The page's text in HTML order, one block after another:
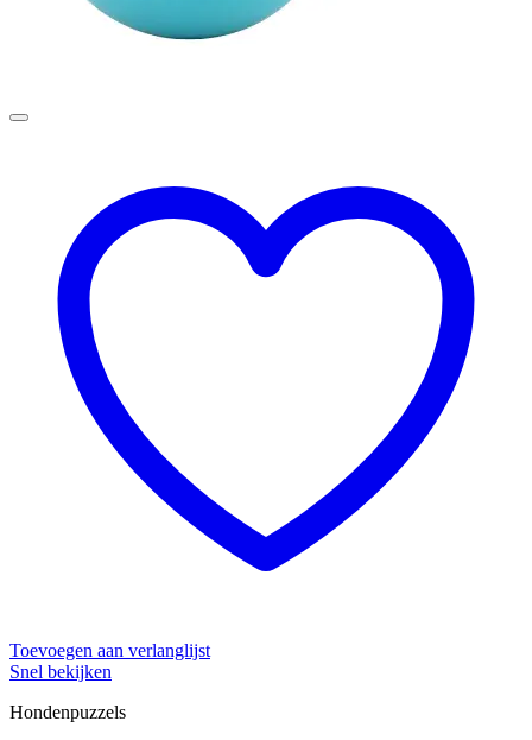
Toevoegen aan verlanglijst
Snel bekijken
Hondenpuzzels